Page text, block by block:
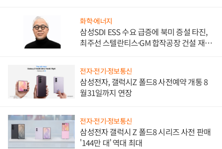
화학·에너지
삼성SDI ESS 수요 급증에 북미 증설 타진,
최주선 스텔란티스·GM 합작공장 건설 재추
전자·전기·정보통신
삼성전자, 갤럭시Z 폴드8 사전예약 개통 8
월31일까지 연장
전자·전기·정보통신
삼성전자 갤럭시 Z 폴드8 시리즈 사전 판매
'144만 대' 역대 최대